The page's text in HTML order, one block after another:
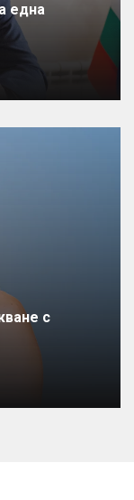
една
с